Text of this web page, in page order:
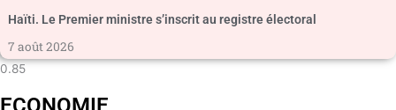
Haïti. Le Premier ministre s’inscrit au registre électoral
7 août 2026